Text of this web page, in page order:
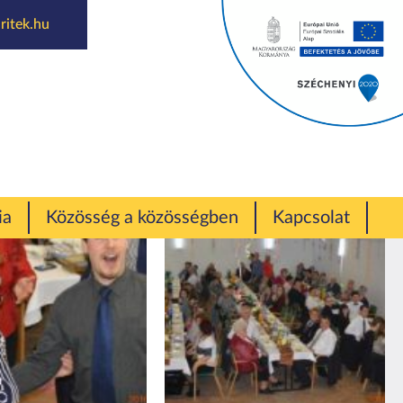
Közösség a közösségben Kapcsolat